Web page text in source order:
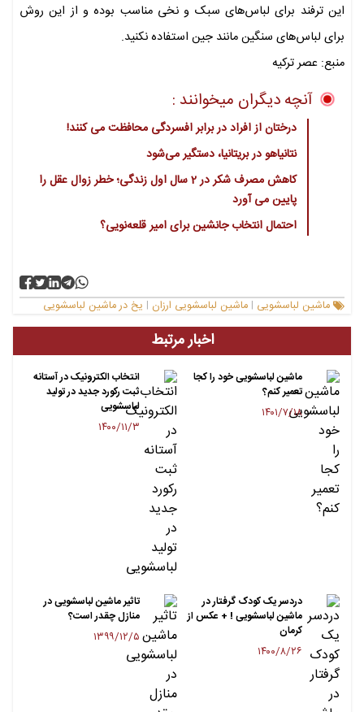
این ترفند برای لباس‌های سبک و نخی مناسب بوده و از این روش
برای لباس‌های سنگین مانند جین استفاده نکنید.
منبع: عصر ترکیه
آنچه دیگران میخوانند :
درختان از افراد در برابر افسردگی محافظت می کنند!
نتانیاهو در بریتانیا، دستگیر می‌شود
کاهش مصرف شکر در 2 سال اول زندگی؛ خطر زوال عقل را
پایین می آورد
احتمال انتخاب جانشین برای امیر قلعه‌نویی؟
ماشین لباسشویی | ماشین لباسشویی ارزان | یخ در ماشین لباسشویی
اخبار مرتبط
ماشین لباسشویی خود را کجا
تعمیر کنم؟
۱۴۰۱/۷/۱۸
انتخاب الکترونیک در آستانه
ثبت رکورد جدید در تولید
لباسشویی
۱۴۰۰/۱۱/۳
دردسر یک کودک گرفتار در
ماشین لباسشویی ! + عکس از
کرمان
۱۴۰۰/۸/۲۶
تاثیر ماشین لباسشویی در
منازل چقدر است؟
۱۳۹۹/۱۲/۵